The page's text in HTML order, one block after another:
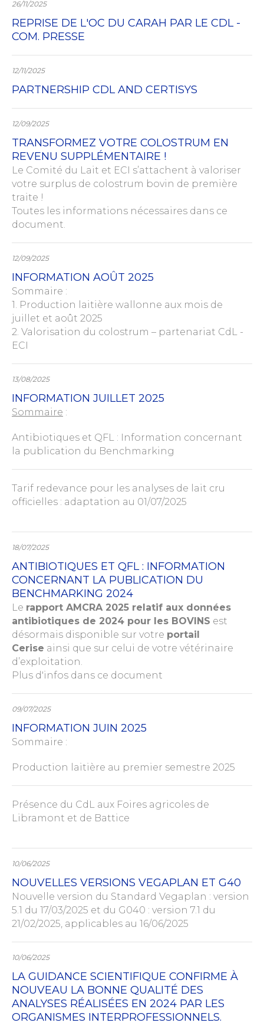
26/11/2025
REPRISE DE L'OC DU CARAH PAR LE CDL -
COM. PRESSE
12/11/2025
PARTNERSHIP CDL AND CERTISYS
12/09/2025
TRANSFORMEZ VOTRE COLOSTRUM EN
REVENU SUPPLÉMENTAIRE !
Le Comité du Lait et ECI s’attachent à valoriser
votre surplus de colostrum bovin de première
traite !
Toutes les informations nécessaires dans ce
document.
12/09/2025
INFORMATION AOÛT 2025
Sommaire :
1. Production laitière wallonne aux mois de
juillet et août 2025
2. Valorisation du colostrum – partenariat CdL -
ECI
13/08/2025
INFORMATION JUILLET 2025
Sommaire :
Antibiotiques et QFL : Information concernant
la publication du Benchmarking
Tarif redevance pour les analyses de lait cru
officielles : adaptation au 01/07/2025
18/07/2025
ANTIBIOTIQUES ET QFL : INFORMATION
CONCERNANT LA PUBLICATION DU
BENCHMARKING 2024
Le rapport AMCRA 2025 relatif aux données
antibiotiques de 2024 pour les BOVINS est
désormais disponible sur votre portail
Cerise ainsi que sur celui de votre vétérinaire
d’exploitation.
Plus d'infos dans ce document
09/07/2025
INFORMATION JUIN 2025
Sommaire :
Production laitière au premier semestre 2025
Présence du CdL aux Foires agricoles de
Libramont et de Battice
10/06/2025
NOUVELLES VERSIONS VEGAPLAN ET G40
Nouvelle version du Standard Vegaplan : version
5.1 du 17/03/2025 et du G040 : version 7.1 du
21/02/2025, applicables au 16/06/2025
10/06/2025
LA GUIDANCE SCIENTIFIQUE CONFIRME À
NOUVEAU LA BONNE QUALITÉ DES
ANALYSES RÉALISÉES EN 2024 PAR LES
ORGANISMES INTERPROFESSIONNELS.